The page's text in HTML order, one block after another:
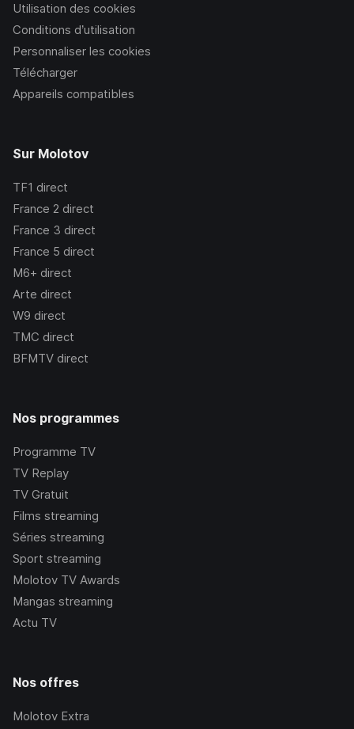
Utilisation des cookies
Conditions d’utilisation
Personnaliser les cookies
Télécharger
Appareils compatibles
Sur Molotov
TF1 direct
France 2 direct
France 3 direct
France 5 direct
M6+ direct
Arte direct
W9 direct
TMC direct
BFMTV direct
Nos programmes
Programme TV
TV Replay
TV Gratuit
Films streaming
Séries streaming
Sport streaming
Molotov TV Awards
Mangas streaming
Actu TV
Nos offres
Molotov Extra